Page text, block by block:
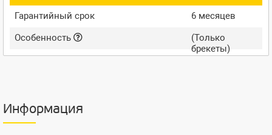
Гарантийный срок
6 месяцев
Особенность
(Только
брекеты)
Информация